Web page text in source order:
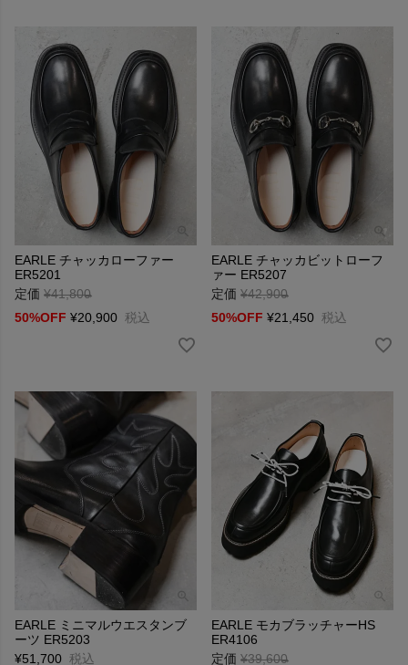
ーを経て、
メンズシューズブランドnil admirariのデザイナーとして６年間活
動。
メンズのクラシックスタンダードをベースに、レディースのエレ
ガントな要素やテクニック加えた『EARLE』を提案する。
EARLE チャッカローファー
ER5201
定価 ¥41,800
→
50%OFF ¥20,900 税込
EARLE チャッカビットローフ
ァー ER5207
定価 ¥42,900
→
50%OFF ¥21,450 税込
EARLE ミニマルウエスタンブ
ーツ ER5203
¥51,700 税込
EARLE モカブラッチャーHS
ER4106
定価 ¥39,600
→